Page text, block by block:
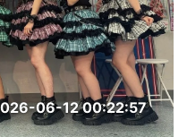
06-12 00:22:57